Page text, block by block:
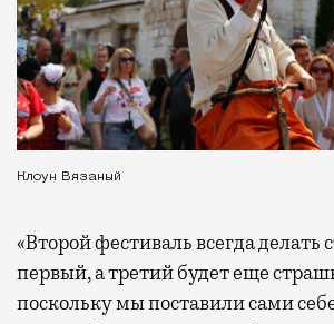
Клоун Вязаный
«Второй фестиваль всегда делать
первый, а третий будет еще
поскольку мы поставили сами